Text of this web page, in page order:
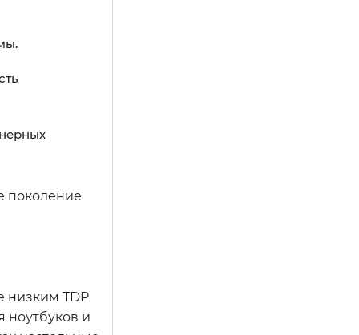
поколение
низким TDP
ноутбуков и